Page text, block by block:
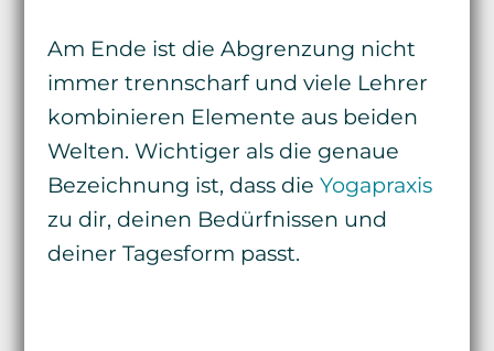
Am Ende ist die Abgrenzung nicht
immer trennscharf und viele Lehrer
kombinieren Elemente aus beiden
Welten. Wichtiger als die genaue
Bezeichnung ist, dass die Yogapraxis
zu dir, deinen Bedürfnissen und
deiner Tagesform passt.